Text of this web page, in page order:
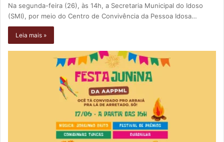
Na segunda-feira (26), às 14h, a Secretaria Municipal do Idoso
(SMI), por meio do Centro de Convivência da Pessoa Idosa…
Leia mais »